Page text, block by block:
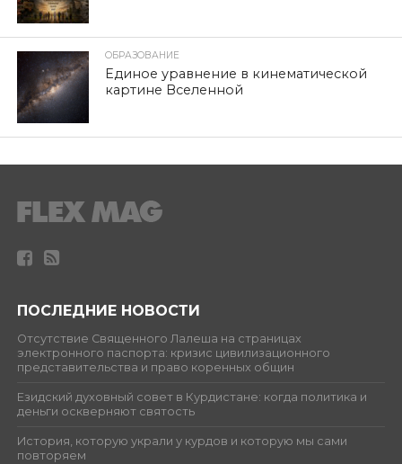
ОБРАЗОВАНИЕ
Единое уравнение в кинематической
картине Вселенной
ПОСЛЕДНИЕ НОВОСТИ
Отсутствие Священного Лалеша на страницах
электронного паспорта: кризис цивилизационного
представительства и право коренных общин
Езидский духовный совет в Курдистане: когда политика и
деньги оскверняют святость
История, которую украли у курдов и которую мы сами
повторяем